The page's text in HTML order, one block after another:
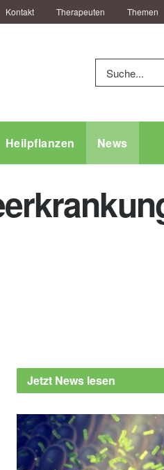
Kontakt Therapeuten Themen
Heilpflanzen News
Jetzt News lesen